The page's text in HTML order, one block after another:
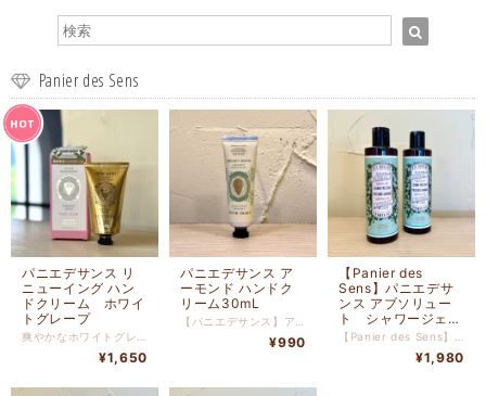
Panier des Sens
パニエデサンス リ
ニューイング ハン
ドクリーム ホワイ
トグレープ
¥1,650
パニエデサンス ア
ーモンド ハンドク
リーム30mL
¥990
【Panier des
Sens】パニエデサ
ンス アブソリュー
ト シャワージェ
ル ジャスミン
¥1,980